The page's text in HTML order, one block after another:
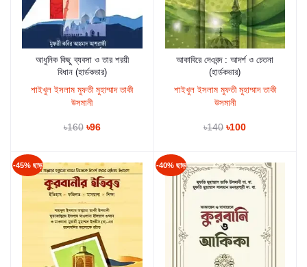
কার্টে যুক্ত করুন
আধুনিক কিছু ব্যবসা ও তার শরয়ী
বিধান (হার্ডকভার)
শাইখুল ইসলাম মুফতী মুহাম্মাদ তাকী
উসমানী
৳160 ৳96
কার্টে যুক্ত করুন
আকাবিরে দেওবন্দ : আদর্শ ও চেতনা
(হার্ডকভার)
শাইখুল ইসলাম মুফতী মুহাম্মাদ তাকী
উসমানী
৳140 ৳100
-45% ছাড় -40% ছাড়